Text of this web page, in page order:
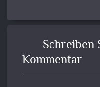
Schreiben
Kommentar